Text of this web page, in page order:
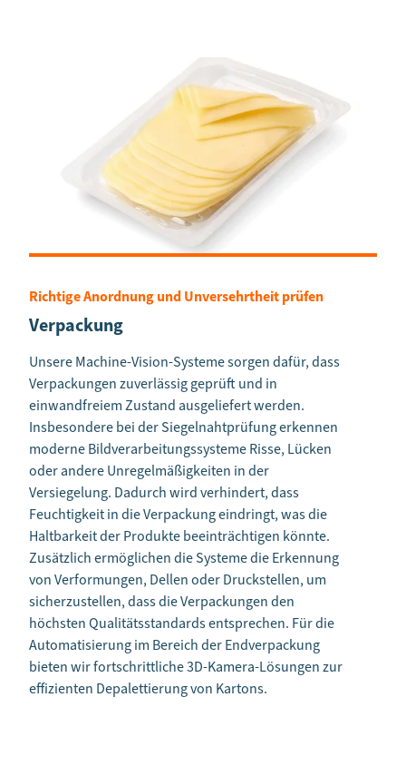
Richtige Anordnung und Unversehrtheit prüfen
Verpackung
Unsere Machine-Vision-Systeme sorgen dafür, dass
Verpackungen zuverlässig geprüft und in
einwandfreiem Zustand ausgeliefert werden.
Insbesondere bei der Siegelnahtprüfung erkennen
moderne Bildverarbeitungssysteme Risse, Lücken
oder andere Unregelmäßigkeiten in der
Versiegelung. Dadurch wird verhindert, dass
Feuchtigkeit in die Verpackung eindringt, was die
Haltbarkeit der Produkte beeinträchtigen könnte.
Zusätzlich ermöglichen die Systeme die Erkennung
von Verformungen, Dellen oder Druckstellen, um
sicherzustellen, dass die Verpackungen den
höchsten Qualitätsstandards entsprechen. Für die
Automatisierung im Bereich der Endverpackung
bieten wir fortschrittliche 3D-Kamera-Lösungen zur
effizienten Depalettierung von Kartons.